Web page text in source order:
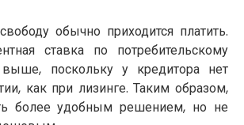
обычно приходится платить.
ставка по потребительскому
выше, поскольку у кредитора нет
как при лизинге. Таким образом,
более удобным решением, но не